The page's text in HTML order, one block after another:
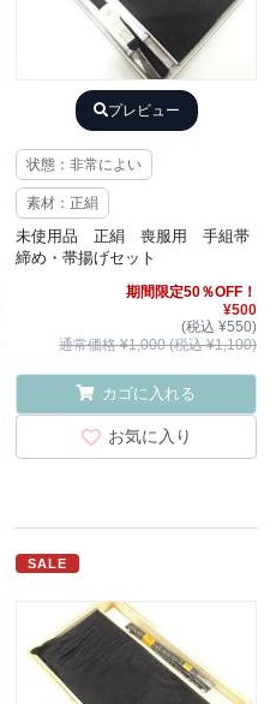
プレビュー
状態：非常によい
素材：正絹
未使用品 正絹 喪服用 手組帯
締め・帯揚げセット
期間限定50％OFF！
¥500
(税込 ¥550)
通常価格 ¥1,000 (税込 ¥1,100)
カゴに入れる
お気に入り
SALE